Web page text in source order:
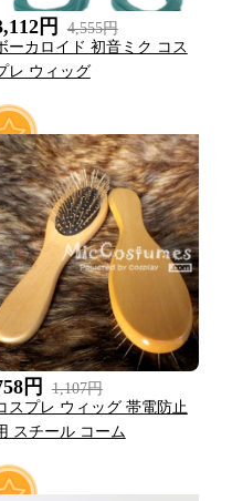
円
4,555円
ーカロイド 初音ミク コス
レ ウィッグ
1
円
1,107円
スプレ ウィッグ 帯電防止
スチール コーム